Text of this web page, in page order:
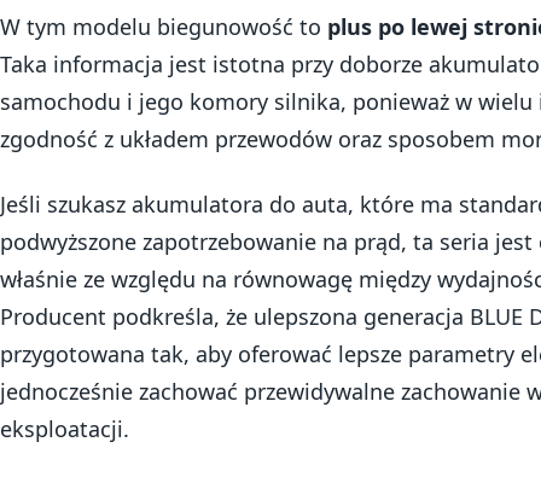
W tym modelu biegunowość to plus po lewej
Taka informacja jest istotna przy doborze
samochodu i jego komory silnika, ponieważ w wielu
zgodność z układem przewodów oraz sposobem
Jeśli szukasz akumulatora do auta, które ma
podwyższone zapotrzebowanie na prąd, ta seria
właśnie ze względu na równowagę między
Producent podkreśla, że ulepszona generacja BLUE
przygotowana tak, aby oferować lepsze parametry
jednocześnie zachować przewidywalne zachowanie
eksploatacji.